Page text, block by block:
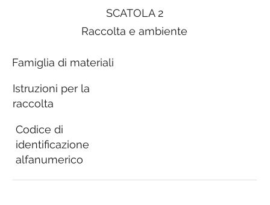
SCATOLA 2
Raccolta e ambiente
Famiglia di materiali
Istruzioni per la
raccolta
Codice di
identificazione
alfanumerico